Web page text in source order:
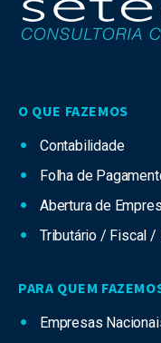
O QUE FAZEMOS
Contabilidade
Folha de
Abertura de
Tributário / Fiscal
PARA QUEM
Empresas